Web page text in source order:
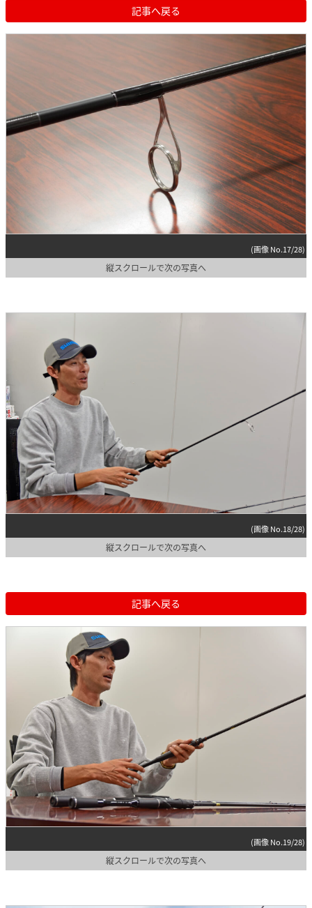
記事へ戻る
(画像 No.17/28)
縦スクロールで次の写真へ
(画像 No.18/28)
縦スクロールで次の写真へ
記事へ戻る
(画像 No.19/28)
縦スクロールで次の写真へ